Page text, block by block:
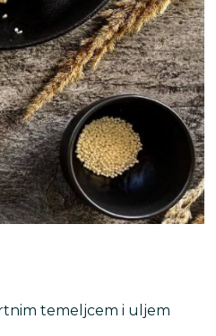
temeljcem i uljem